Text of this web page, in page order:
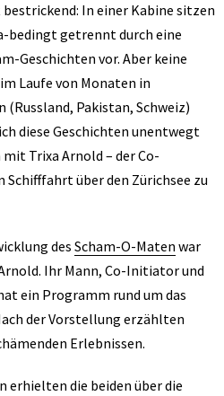
In einer Kabine sitzen
bedingt getrennt durch eine
Geschichten vor. Aber keine
Laufe von Monaten in
Pakistan, Schweiz)
diese Geschichten unentwegt
Trixa Arnold – der Co-
über den Zürichsee zu
des Scham-O-Maten war
Ihr Mann, Co-Initiator und
ein Programm rund um das
der Vorstellung erzählten
Erlebnissen.
erhielten die beiden über die